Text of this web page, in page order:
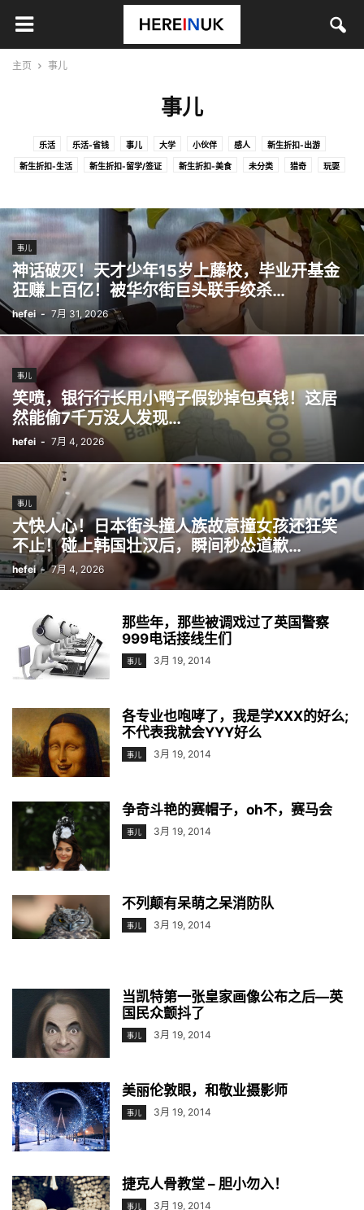
主页 事儿
事儿
乐活 乐活-省钱 事儿 大学 小伙伴 感人 新生折扣-出游
新生折扣-生活 新生折扣-留学/签证 新生折扣-美食 未分类 猎奇 玩耍
事儿
神话破灭！天才少年15岁上藤校，毕业开基金
狂赚上百亿！被华尔街巨头联手绞杀…
hefei - 7月 31, 2026
事儿
笑喷，银行行长用小鸭子假钞掉包真钱！这居
然能偷7千万没人发现…
hefei - 7月 4, 2026
事儿
大快人心！日本街头撞人族故意撞女孩还狂笑
不止！碰上韩国壮汉后，瞬间秒怂道歉…
hefei - 7月 4, 2026
那些年，那些被调戏过了英国警察
999电话接线生们
事儿 3月 19, 2014
各专业也咆哮了，我是学XXX的好么;
不代表我就会YYY好么
事儿 3月 19, 2014
争奇斗艳的赛帽子，oh不，赛马会
事儿 3月 19, 2014
不列颠有呆萌之呆消防队
事儿 3月 19, 2014
当凯特第一张皇家画像公布之后—英
国民众颤抖了
事儿 3月 19, 2014
美丽伦敦眼，和敬业摄影师
事儿 3月 19, 2014
捷克人骨教堂 – 胆小勿入！
事儿 3月 19, 2014